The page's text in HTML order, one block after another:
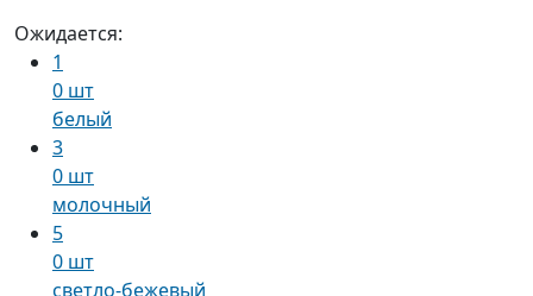
Ожидается:
1
0 шт
белый
3
0 шт
молочный
5
0 шт
светло-бежевый